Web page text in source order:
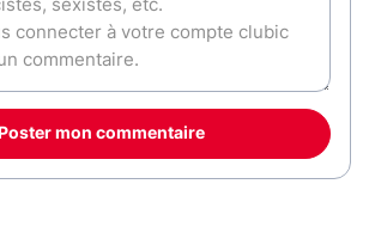
Poster mon commentaire